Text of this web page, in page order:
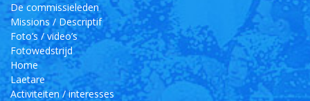
De commissieleden
Missions / Descriptif
Foto’s / video’s
Fotowedstrijd
Home
Laetare
Activiteiten / interesses